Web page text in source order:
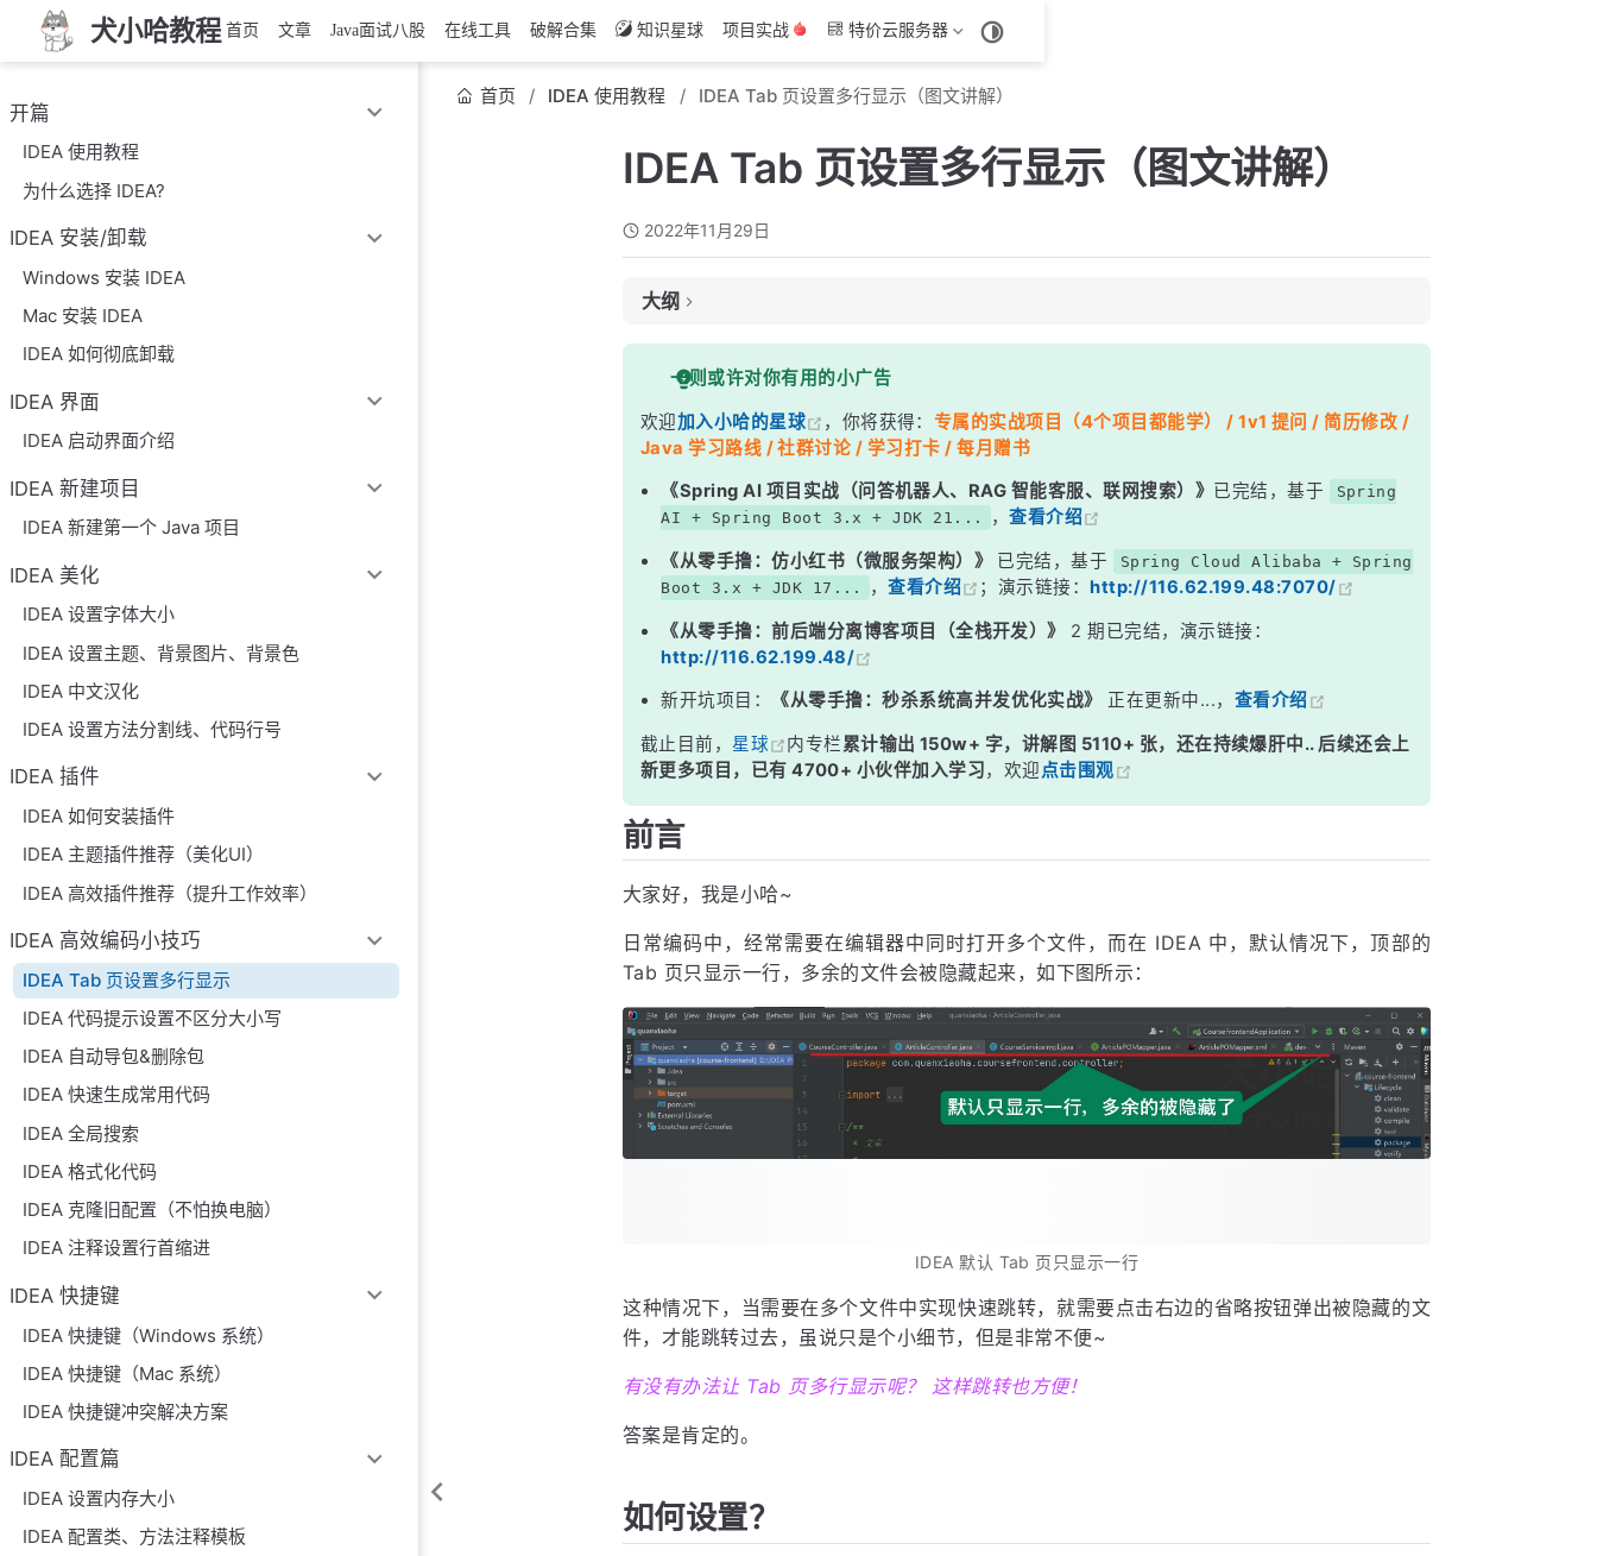
犬小哈教程 首页 文章 Java面试八股 在线工具 破解合集 知识星球 项目实战 特价云服务器
开篇
IDEA 使用教程
为什么选择 IDEA?
IDEA 安装/卸载
Windows 安装 IDEA
Mac 安装 IDEA
IDEA 如何彻底卸载
IDEA 界面
IDEA 启动界面介绍
IDEA 新建项目
IDEA 新建第一个 Java 项目
IDEA 美化
IDEA 设置字体大小
IDEA 设置主题、背景图片、背景色
IDEA 中文汉化
IDEA 设置方法分割线、代码行号
IDEA 插件
IDEA 如何安装插件
IDEA 主题插件推荐（美化UI）
IDEA 高效插件推荐（提升工作效率）
IDEA 高效编码小技巧
IDEA Tab 页设置多行显示
IDEA 代码提示设置不区分大小写
IDEA 自动导包&删除包
IDEA 快速生成常用代码
IDEA 全局搜索
IDEA 格式化代码
IDEA 克隆旧配置（不怕换电脑）
IDEA 注释设置行首缩进
IDEA 快捷键
IDEA 快捷键（Windows 系统）
IDEA 快捷键（Mac 系统）
IDEA 快捷键冲突解决方案
IDEA 配置篇
IDEA 设置内存大小
IDEA 配置类、方法注释模板
首页 IDEA 使用教程 IDEA Tab 页设置多行显示（图文讲解）
IDEA Tab 页设置多行显示（图文讲解）
2022年11月29日
大纲
前言
如何设置？
效果展示
一则或许对你有用的小广告
欢迎加入小哈的星球 ，你将获得： 专属的实战项目（4个项目都能学） / 1v1 提问 / 简历修改 /
Java 学习路线 / 社群讨论 / 学习打卡 / 每月赠书
《Spring AI 项目实战（问答机器人、RAG 智能客服、联网搜索）》 已完结，基于
Spring
AI + Spring Boot 3.x + JDK 21...
，查看介绍
《从零手撸：仿小红书（微服务架构）》 已完结，基于
Spring Cloud Alibaba + Spring
Boot 3.x + JDK 17...
，查看介绍 ；演示链接：http://116.62.199.48:7070/
《从零手撸：前后端分离博客项目（全栈开发）》
2 期已完结，演示链接：
http://116.62.199.48/
新开坑项目： 《从零手撸：秒杀系统高并发优化实战》 正在更新中...， 查看介绍
截止目前， 星球 内专栏累计输出 150w+ 字，讲解图 5110+ 张，还在持续爆肝中.. 后续还会上
新更多项目，已有 4700+ 小伙伴加入学习，欢迎点击围观
前言
大家好，我是小哈~
日常编码中，经常需要在编辑器中同时打开多个文件，而在 IDEA 中，默认情况下，顶部的
Tab 页只显示一行，多余的文件会被隐藏起来，如下图所示：
IDEA 默认 Tab 页只显示一行
这种情况下，当需要在多个文件中实现快速跳转，就需要点击右边的省略按钮弹出被隐藏的文
件，才能跳转过去，虽说只是个小细节，但是非常不便~
有没有办法让 Tab 页多行显示呢？ 这样跳转也方便！
答案是肯定的。
如何设置？